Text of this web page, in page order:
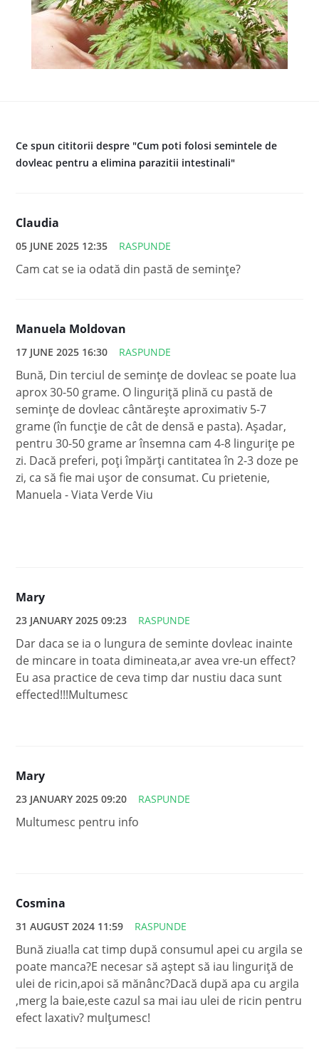
Ce spun cititorii despre "Cum poti folosi semintele de
dovleac pentru a elimina parazitii intestinali"
Claudia
05 JUNE 2025 12:35 RASPUNDE
Cam cat se ia odată din pastă de semințe?
Manuela Moldovan
17 JUNE 2025 16:30 RASPUNDE
Bună, Din terciul de semințe de dovleac se poate lua
aprox 30-50 grame. O linguriță plină cu pastă de
semințe de dovleac cântărește aproximativ 5-7
grame (în funcție de cât de densă e pasta). Așadar,
pentru 30-50 grame ar însemna cam 4-8 lingurițe pe
zi. Dacă preferi, poți împărți cantitatea în 2-3 doze pe
zi, ca să fie mai ușor de consumat. Cu prietenie,
Manuela - Viata Verde Viu
Mary
23 JANUARY 2025 09:23 RASPUNDE
Dar daca se ia o lungura de seminte dovleac inainte
de mincare in toata dimineata,ar avea vre-un effect?
Eu asa practice de ceva timp dar nustiu daca sunt
effected!!!Multumesc
Mary
23 JANUARY 2025 09:20 RASPUNDE
Multumesc pentru info
Cosmina
31 AUGUST 2024 11:59 RASPUNDE
Bună ziua!la cat timp după consumul apei cu argila se
poate manca?E necesar să aștept să iau linguriță de
ulei de ricin,apoi să mănânc?Dacă după apa cu argila
,merg la baie,este cazul sa mai iau ulei de ricin pentru
efect laxativ? mulțumesc!